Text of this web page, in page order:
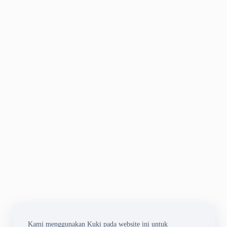
Kami menggunakan Kuki pada website ini untuk